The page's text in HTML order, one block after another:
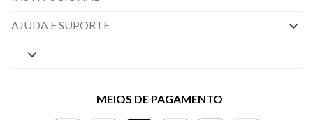
Nossas Lojas
Políticas de Privacidade
Gestão de Privacidade
AJUDA E SUPORTE
Central de Preferências
Perguntas frequentesMEIOS DE PAGAMENTO